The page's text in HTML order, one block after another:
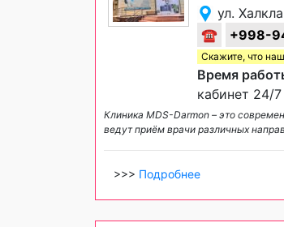
ул.
☎
+998-
Скажите, что
Время
кабинет 24/7
Клиника MDS-Darmon – это
ведут приём врачи различных
>>> Подробнее